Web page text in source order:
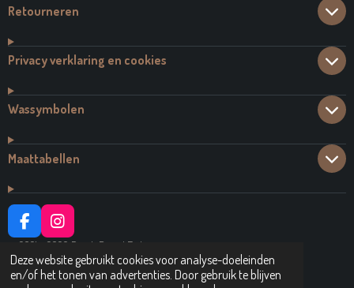
Deze website gebruikt cookies voor analyse-doeleinden
en/of het tonen van advertenties. Door gebruik te blijven
Retourneren
Privacy verklaring en cookies
Wassymbolen
Maattabellen
F
A
C
E
I
N
S
T
© 2021 - 2026 Dutch Brand Fashion
Powered byJouwWeb